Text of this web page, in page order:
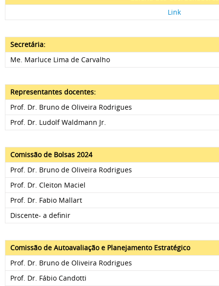
Link
Secretária:
Me. Marluce Lima de Carvalho
Representantes docentes:
Prof. Dr. Bruno de Oliveira Rodrigues
Prof. Dr. Ludolf Waldmann Jr.
Comissão de Bolsas 2024
Prof. Dr. Bruno de Oliveira Rodrigues
Prof. Dr. Cleiton Maciel
Prof. Dr. Fabio Mallart
Discente- a definir
Comissão de Autoavaliação e Planejamento Estratégico
Prof. Dr. Bruno de Oliveira Rodrigues
Prof. Dr. Fábio Candotti